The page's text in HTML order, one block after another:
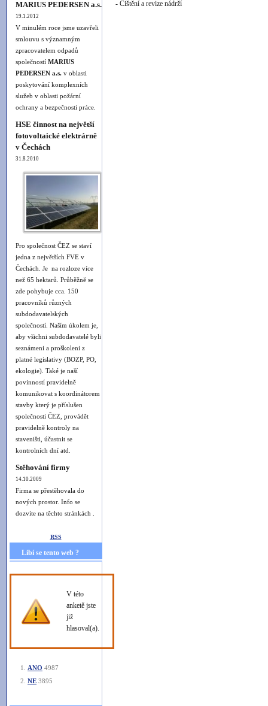
MARIUS PEDERSEN a.s.
19.1.2012
V minulém roce jsme uzavřeli
smlouvu s významným
zpracovatelem odpadů
společností MARIUS
PEDERSEN a.s. v oblasti
poskytování komplexních
služeb v oblasti požární
ochrany a bezpečnosti práce.
HSE činnost na největší
fotovoltaické elektrárně
v Čechách
31.8.2010
Pro společnost ČEZ se staví
jedna z největších FVE v
Čechách. Je na rozloze více
než 65 hektarů. Průběžně se
zde pohybuje cca. 150
pracovníků různých
subdodavatelských
společností. Naším úkolem je,
aby všichni subdodavatelé byli
seznámeni a proškoleni z
platné legislativy (BOZP, PO,
ekologie). Také je naší
povinností pravidelně
komunikovat s koordinátorem
stavby který je příslušen
společnosti ČEZ, provádět
pravidelně kontroly na
staveništi, účastnit se
kontrolních dní atd.
Stěhování firmy
14.10.2009
Firma se přestěhovala do
nových prostor. Info se
dozvíte na těchto stránkách .
RSS
Libí se tento web ?
V této
anketě jste
již
hlasoval(a).
ANO 4987
NE 3895
- Čištění a revize nádrží